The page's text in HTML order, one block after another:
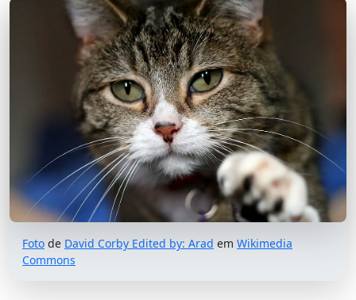
Foto de David Corby Edited by: Arad em Wikimedia
Commons